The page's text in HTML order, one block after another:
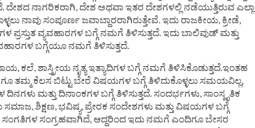
ದೇಶದ ನಾಗರಿಕರಾಗಿ, ದೇಶ ಅಥವಾ ಇತರ ದೇಶಗಳಲ್ಲಿ ನಡೆಯುತ್ತಿರುವ ಎಲ್ಲಾ
ನಾವು ಸಂಪೂರ್ಣ ಜವಾಬ್ದಾರರಾಗಿರುತ್ತೇವೆ. ಇದು ರಾಜಕೀಯ, ಕ್ರೀಡೆ,
ಪ್ರಸ್ತುತ ವ್ಯವಹಾರಗಳ ಬಗ್ಗೆ ನಮಗೆ ತಿಳಿಸುತ್ತದೆ. ಇದು ಬಾಲಿವುಡ್ ಮತ್ತು
ಬಗ್ಗೆಯೂ ನಮಗೆ ತಿಳಿಸುತ್ತದೆ.
ಕಲೆ, ಶಾಸ್ತ್ರೀಯ ನೃತ್ಯ ಇತ್ಯಾದಿಗಳ ಬಗ್ಗೆ ನಮಗೆ ತಿಳಿಸಿಕೊಡುತ್ತದೆ.ಇಂತಹ
ತಮ್ಮ ಕೆಲಸ ಬಿಟ್ಟು ಬೇರೆ ವಿಷಯಗಳ ಬಗ್ಗೆ ತಿಳಿದುಕೊಳ್ಳಲು ಸಮಯವಿಲ್ಲ,
ಮತ್ತು ದಿನಾಂಕಗಳ ಬಗ್ಗೆ ತಿಳಿಸುತ್ತದೆ. ಸಂದರ್ಭಗಳು, ಸಾಂಸ್ಕೃತಿಕ
ಸಮಾಜ, ಶಿಕ್ಷಣ, ಭವಿಷ್ಯ, ಪ್ರೇರಕ ಸಂದೇಶಗಳು ಮತ್ತು ವಿಷಯಗಳ ಬಗ್ಗೆ
ಸಂಗತಿಗಳ ಸಂಗ್ರಹವಾಗಿದೆ, ಆದ್ದರಿಂದ ಇದು ನಮಗೆ ಎಂದಿಗೂ ಬೇಸರ